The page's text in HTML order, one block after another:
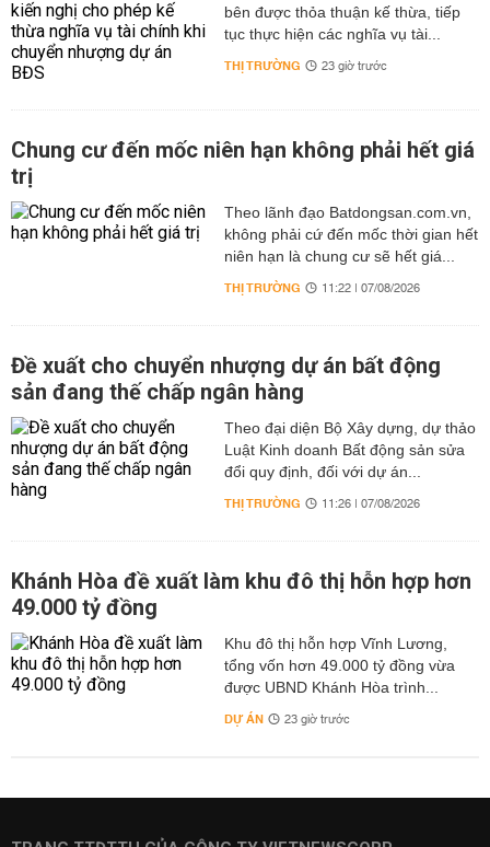
bên được thỏa thuận kế thừa, tiếp
tục thực hiện các nghĩa vụ tài...
THỊ TRƯỜNG 23 giờ trước
Chung cư đến mốc niên hạn không phải hết giá
trị
Theo lãnh đạo Batdongsan.com.vn,
không phải cứ đến mốc thời gian hết
niên hạn là chung cư sẽ hết giá...
THỊ TRƯỜNG 11:22 | 07/08/2026
Đề xuất cho chuyển nhượng dự án bất động
sản đang thế chấp ngân hàng
Theo đại diện Bộ Xây dựng, dự thảo
Luật Kinh doanh Bất động sản sửa
đổi quy định, đối với dự án...
THỊ TRƯỜNG 11:26 | 07/08/2026
Khánh Hòa đề xuất làm khu đô thị hỗn hợp hơn
49.000 tỷ đồng
Khu đô thị hỗn hợp Vĩnh Lương,
tổng vốn hơn 49.000 tỷ đồng vừa
được UBND Khánh Hòa trình...
DỰ ÁN 23 giờ trước